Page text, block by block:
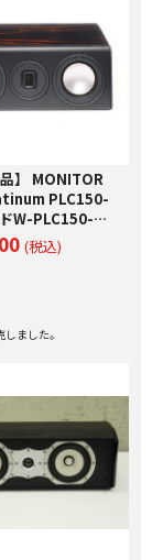
品】 MONITOR
PLC150-
W-PLC150-
ースピーカー
EBONY
(税込)
ました。